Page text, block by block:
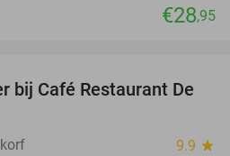
€28,95
30%
bij Café Restaurant De
9.9 star